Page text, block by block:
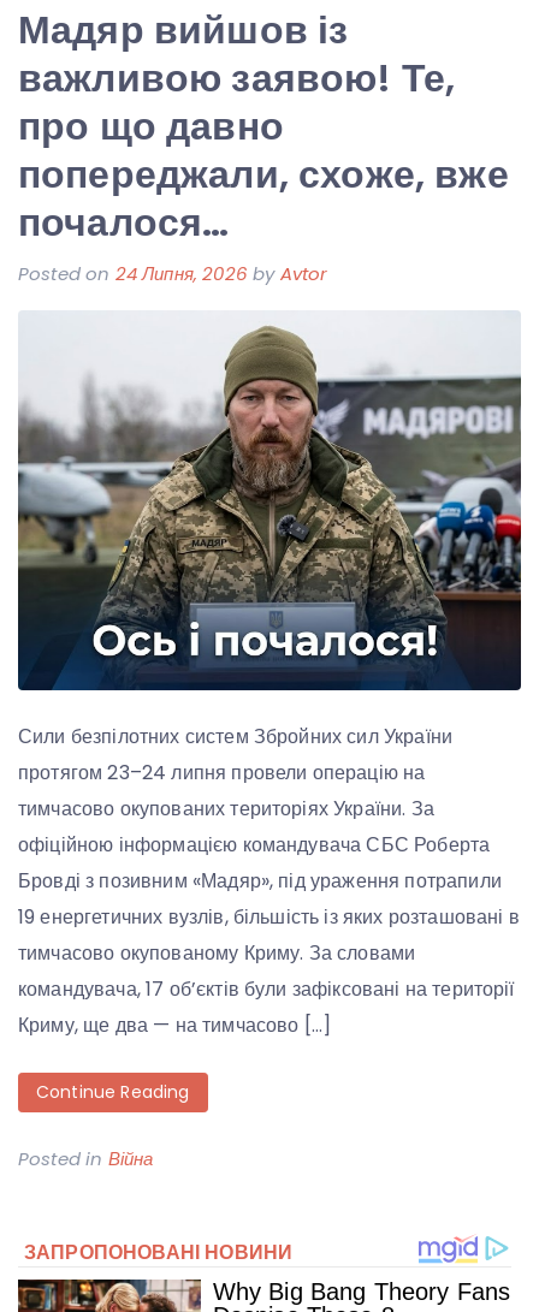
Мадяр вийшов із
важливою заявою! Те,
про що давно
попереджали, схоже, вже
почалося…
Posted on 24 Липня, 2026 byAvtor
Сили безпілотних систем Збройних сил України
протягом 23–24 липня провели операцію на
тимчасово окупованих територіях України. За
офіційною інформацією командувача СБС Роберта
Бровді з позивним «Мадяр», під ураження потрапили
19 енергетичних вузлів, більшість із яких розташовані в
тимчасово окупованому Криму. За словами
командувача, 17 об’єктів були зафіксовані на території
Криму, ще два — на тимчасово […]
Continue Reading
Posted in Війна